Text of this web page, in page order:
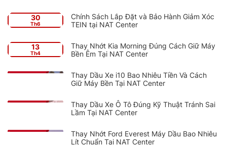
30
Th6
Chính Sách Lắp Đặt và Bảo Hành Giảm Xóc
TEIN tại NAT Center
13
Th4
Thay Nhớt Kia Morning Đúng Cách Giữ Máy
Bền Êm Tại NAT Center
Thay Dầu Xe i10 Bao Nhiêu Tiền Và Cách
Giữ Máy Bền Tại NAT Center
Thay Dầu Xe Ô Tô Đúng Kỹ Thuật Tránh Sai
Lầm Tại NAT Center
Thay Nhớt Ford Everest Máy Dầu Bao Nhiêu
Lít Chuẩn Tại NAT Center